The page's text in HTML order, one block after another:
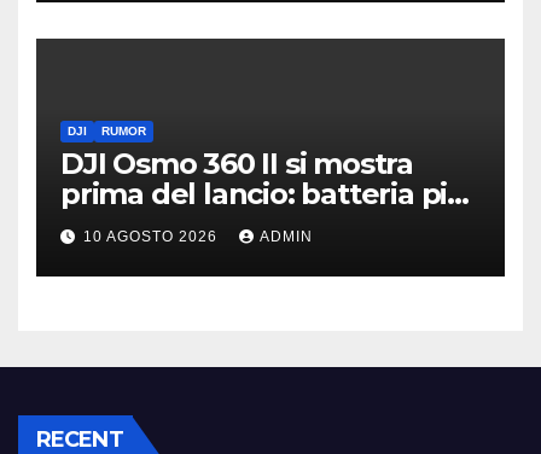
DJI RUMOR
DJI Osmo 360 II si mostra
prima del lancio: batteria più
grande e video 8K
10 AGOSTO 2026 ADMIN
RECENT